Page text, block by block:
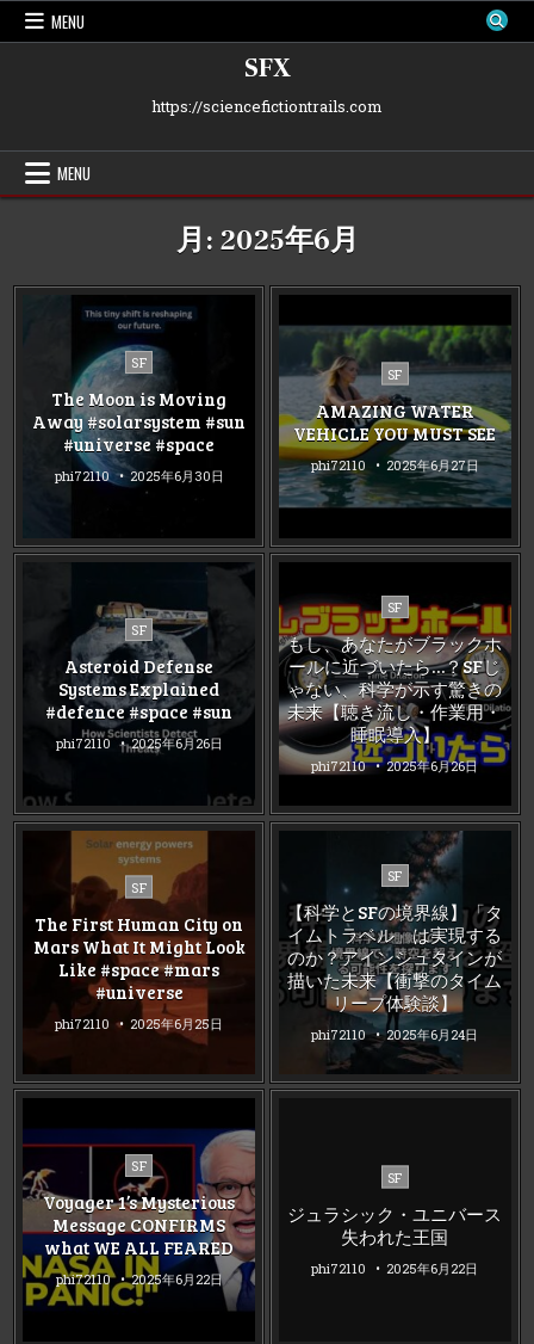
Skip
MENU
SFX
https://sciencefictiontrails.com
MENU
月: 2025年6月
Posted
in
SF
The Moon is Moving
Away #solarsystem #sun
#universe #space
phi72110 2025年6月30日
Posted
in
SF
AMAZING WATER
VEHICLE YOU MUST SEE
phi72110 2025年6月27日
Posted
in
SF
Asteroid Defense
Systems Explained
#defence #space #sun
phi72110 2025年6月26日
Posted
in
SF
もし、あなたがブラックホ
ールに近づいたら…？SFじ
ゃない、科学が示す驚きの
未来【聴き流し・作業用・
睡眠導入】
phi72110 2025年6月26日
Posted
SF
The First Human City on
Mars What It Might Look
Like #space #mars
#universe
phi72110 2025年6月25日
Posted
in
SF
【科学とSFの境界線】「タ
イムトラベル」は実現する
のか？アインシュタインが
描いた未来【衝撃のタイム
リープ体験談】
phi72110 2025年6月24日
Posted
in
SF
Voyager 1’s Mysterious
Message CONFIRMS
what WE ALL FEARED
phi72110 2025年6月22日
Posted
SF
ジュラシック・ユニバース
失われた王国
phi72110 2025年6月22日